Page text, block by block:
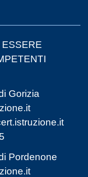
Gorizia
Pordenone